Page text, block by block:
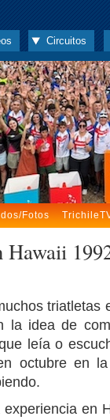
Circuitos
Fotos
Hawaii
triatletas
la idea de
leía o
octubre en
experiencia en